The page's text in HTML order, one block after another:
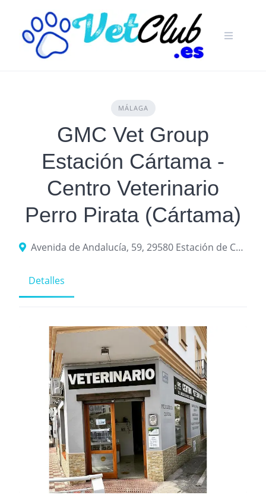
content
MÁLAGA
GMC Vet Group
Estación Cártama -
Centro Veterinario
Perro Pirata (Cártama)
Avenida de Andalucía, 59, 29580 Estación de Cártama, Málaga
Detalles